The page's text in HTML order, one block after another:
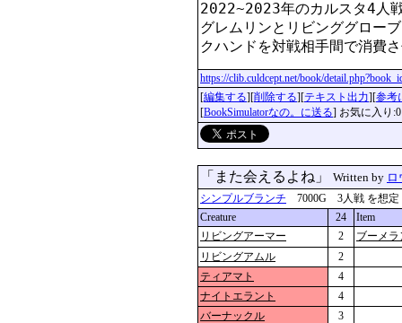
2022~2023年のカルスタ4人
グレムリンとリビンググロー
クハンドを対戦相手間で消費
https://clib.culdcept.net/book/
[編集する][削除する][テキスト出力][参考
[BookSimulatorなの。に送る] お気に入り:0
「また会えるよね」 Written by ロ
シンプルブランチ 7000G 3人戦 を想定
Creature
24
Item
リビングアーマー
2
ブーメラ
リビングアムル
2
ティアマト
4
ナイトエラント
4
バーナックル
3